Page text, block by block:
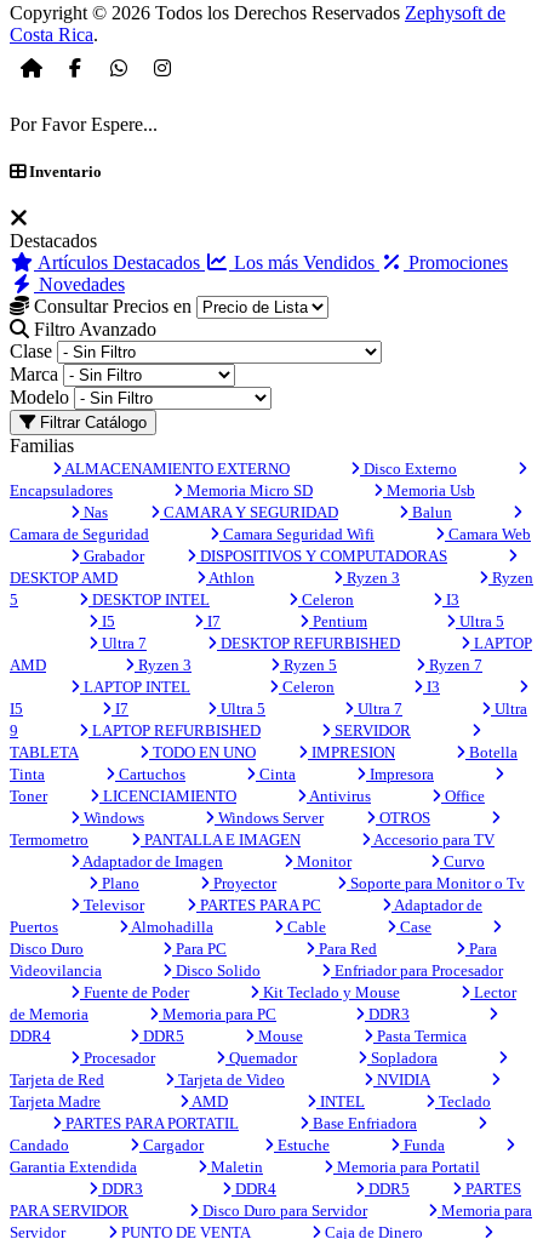
Copyright © 2026 Todos los Derechos Reservados Zephysoft de
Costa Rica.
Por Favor Espere...
Inventario
Destacados
Artículos Destacados
Los más Vendidos
Promociones
Novedades
Consultar Precios en
Filtro Avanzado
Clase
Marca
Modelo
Filtrar Catálogo
Familias
ALMACENAMIENTO EXTERNO
Disco Externo
Encapsuladores
Memoria Micro SD
Memoria Usb
Nas
CAMARA Y SEGURIDAD
Balun
Camara de Seguridad
Camara Seguridad Wifi
Camara Web
Grabador
DISPOSITIVOS Y COMPUTADORAS
DESKTOP AMD
Athlon Ryzen 3
Ryzen
5
DESKTOP INTEL Celeron
I3
I5
I7 Pentium
Ultra 5
Ultra 7
DESKTOP REFURBISHED
LAPTOP
AMD
Ryzen 3 Ryzen 5
Ryzen 7
LAPTOP INTEL
Celeron
I3
I5
I7 Ultra 5 Ultra 7
Ultra
9
LAPTOP REFURBISHED
SERVIDOR
TABLETA
TODO EN UNO IMPRESION
Botella
Tinta
Cartuchos Cinta
Impresora
Toner
LICENCIAMIENTO Antivirus
Office
Windows
Windows Server
OTROS
Termometro
PANTALLA E IMAGEN
Accesorio para TV
Adaptador de Imagen
Monitor
Curvo
Plano
Proyector
Soporte para Monitor o Tv
Televisor
PARTES PARA PC
Adaptador de
Puertos
Almohadilla Cable
Case
Disco Duro
Para PC Para Red
Para
Videovilancia
Disco Solido
Enfriador para Procesador
Fuente de Poder
Kit Teclado y Mouse
Lector
de Memoria
Memoria para PC
DDR3
DDR4
DDR5 Mouse
Pasta Termica
Procesador
Quemador
Sopladora
Tarjeta de Red
Tarjeta de Video
NVIDIA
Tarjeta Madre
AMD INTEL
Teclado
PARTES PARA PORTATIL
Base Enfriadora
Candado
Cargador Estuche
Funda
Garantia Extendida
Maletin
Memoria para Portatil
DDR3
DDR4 DDR5
PARTES
PARA SERVIDOR
Disco Duro para Servidor
Memoria para
Servidor
PUNTO DE VENTA Caja de Dinero